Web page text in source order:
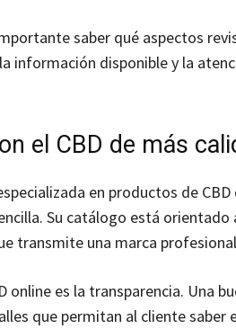
saber qué aspectos
información disponible y la
el CBD de más
en productos de
Su catálogo está
transmite una marca
es la transparencia. Una
que permitan al cliente saber